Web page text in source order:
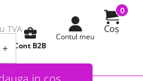
business_center
Cont B2B
Contul meu
Coș
0
TVA
+